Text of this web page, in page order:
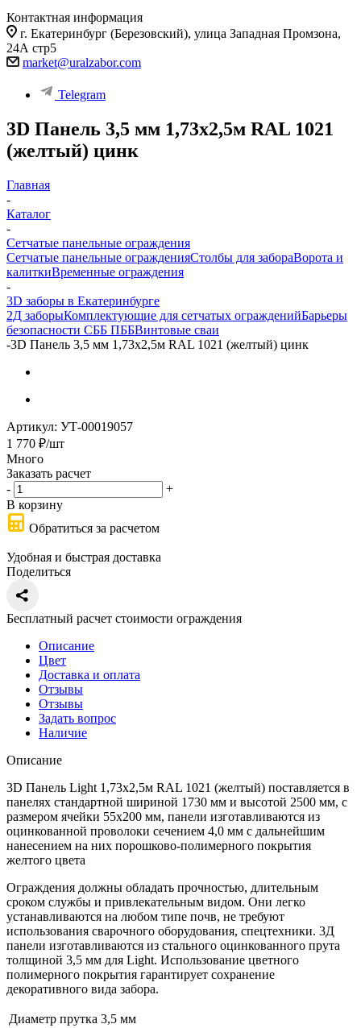
Контактная информация
г. Екатеринбург (Березовский), улица Западная Промзона,
24А стр5
market@uralzabor.com
Telegram
3D Панель 3,5 мм 1,73х2,5м RAL 1021
(желтый) цинк
Главная
-
Каталог
-
Сетчатые панельные ограждения
Сетчатые панельные огражденияСтолбы для забораВорота и
калиткиВременные ограждения
-
3D заборы в Екатеринбурге
2Д заборыКомплектующие для сетчатых огражденийБарьеры
безопасности СББ ПББВинтовые сваи
-3D Панель 3,5 мм 1,73х2,5м RAL 1021 (желтый) цинк
Артикул: УТ-00019057
1 770 ₽/шт
Много
Заказать расчет
-
+
В корзину
Обратиться за расчетом
Удобная и быстрая доставка
Поделиться
Бесплатный расчет стоимости ограждения
Описание
Цвет
Доставка и оплата
Отзывы
Отзывы
Задать вопрос
Наличие
Описание
3D Панель Light 1,73х2,5м RAL 1021 (желтый) поставляется в
панелях стандартной шириной 1730 мм и высотой 2500 мм, с
размером ячейки 55х200 мм, панели изготавливаются из
оцинкованной проволоки сечением 4,0 мм с дальнейшим
нанесением на них порошково-полимерного покрытия
желтого цвета
Ограждения должны обладать прочностью, длительным
сроком службы и привлекательным видом. Они легко
устанавливаются на любом типе почв, не требуют
использования сварочного оборудования, спецтехники. 3Д
панели изготавливаются из стального оцинкованного прута
толщиной 3,5 мм для Light. Использование цветного
полимерного покрытия гарантирует сохранение
декоративного вида забора.
Диаметр прутка 3,5 мм